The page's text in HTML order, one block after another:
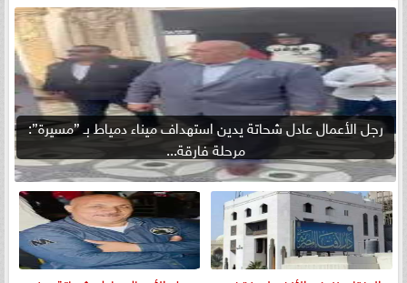
رجل الأعمال عادل شحاتة يدين استهداف ميناء دمياط بـ ”مسيرة”:
مرحلة فارقة...